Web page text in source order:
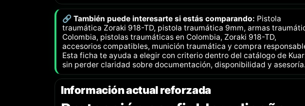
🔗 También puede interesarte si estás comparando: Pistola
traumática Zoraki 918-TD, pistola traumática 9mm, armas
Colombia, pistolas traumáticas en Colombia, Zoraki 918-TD,
accesorios compatibles, munición traumática y compra
Esta ficha te ayuda a elegir con criterio dentro del catálogo de
sin perder claridad sobre documentación, disponibilidad y asesoría.
Información actual reforzada